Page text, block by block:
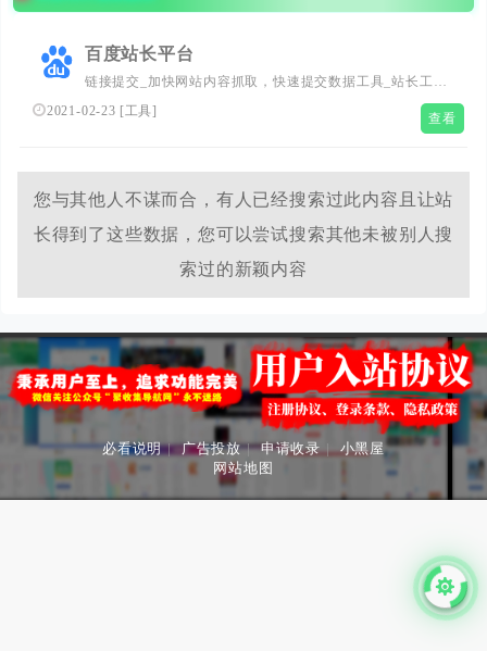
百度站长平台
链接提交_加快网站内容抓取，快速提交数据工具_站长工具
_网站支持_百度搜索资源平台
2021-02-23 [工具] 查看
您与其他人不谋而合，有人已经搜索过此内容且让站
长得到了这些数据，您可以尝试搜索其他未被别人搜
索过的新颖内容
必看说明 | 广告投放 | 申请收录 |
小黑屋
网站地图